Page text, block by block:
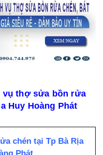
vụ thợ sửa bồn rửa
Huy Hoàng Phát
chén tại Tp Bà Rịa